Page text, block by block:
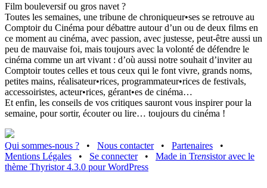
Film bouleversif ou gros navet ?
Toutes les semaines, une tribune de chroniqueur•ses se retrouve au
Comptoir du Cinéma pour débattre autour d’un ou de deux films en
ce moment au cinéma, avec passion, avec justesse, peut-être aussi un
peu de mauvaise foi, mais toujours avec la volonté de défendre le
cinéma comme un art vivant : d’où aussi notre souhait d’inviter au
Comptoir toutes celles et tous ceux qui le font vivre, grands noms,
petites mains, réalisateur•rices, programmateur•rices de festivals,
accessoiristes, acteur•rices, gérant•es de cinéma…
Et enfin, les conseils de vos critiques sauront vous inspirer pour la
semaine, pour sortir, écouter ou lire… toujours du cinéma !
Qui sommes-nous ? • Nous contacter • Partenaires
•
Mentions Légales
• Se connecter • Made in Trensistor avec le
thème Thyristor 4.3.0 pour WordPress